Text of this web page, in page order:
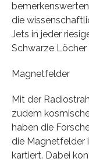
die
Jets in jeder
Schwarze
Magnetfelder
Mit der
zudem
haben die
die Magnetfelder
kartiert. Dabei